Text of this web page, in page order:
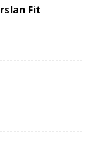
Fit